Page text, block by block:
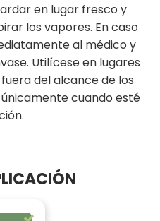
en lugar fresco y
los vapores. En caso
al médico y
Utilícese en lugares
del alcance de los
cuando esté